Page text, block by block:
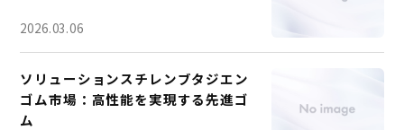
2026.03.06
ソリューションスチレンブタジエン
ゴム市場：高性能を実現する先進ゴ
ム